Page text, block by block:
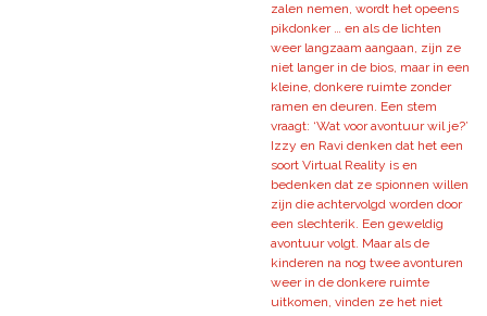
zalen nemen, wordt het opeens
pikdonker … en als de lichten
weer langzaam aangaan, zijn ze
niet langer in de bios, maar in een
kleine, donkere ruimte zonder
ramen en deuren. Een stem
vraagt: ‘Wat voor avontuur wil je?’
Izzy en Ravi denken dat het een
soort Virtual Reality is en
bedenken dat ze spionnen willen
zijn die achtervolgd worden door
een slechterik. Een geweldig
avontuur volgt. Maar als de
kinderen na nog twee avonturen
weer in de donkere ruimte
uitkomen, vinden ze het niet